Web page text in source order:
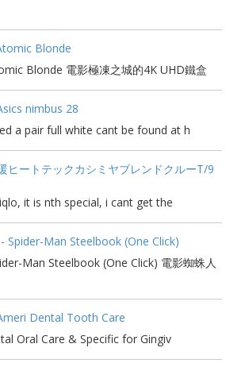
Blonde
Blonde 電影極凍之城的4K UHD鐵盒
nimbus 28
a pair full white cant be found at h
ヒートテックカシミヤブレンドクルーT/9
it is nth special, i cant get the
Spider-Man Steelbook (One Click)
Man Steelbook (One Click) 電影蜘蛛人
Dental Tooth Care
Oral Care & Specific for Gingiv